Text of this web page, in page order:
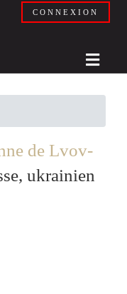
CONNEXION
de Lvov-
ukrainien